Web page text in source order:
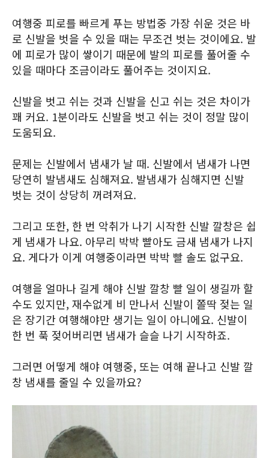
여행중 피로를 빠르게 푸는 방법중 가장 쉬운 것은 바
로 신발을 벗을 수 있을 때는 무조건 벗는 것이에요. 발
에 피로가 많이 쌓이기 때문에 발의 피로를 풀어줄 수
있을 때마다 조금이라도 풀어주는 것이지요.
신발을 벗고 쉬는 것과 신발을 신고 쉬는 것은 차이가
꽤 커요. 1분이라도 신발을 벗고 쉬는 것이 정말 많이
도움되요.
문제는 신발에서 냄새가 날 때. 신발에서 냄새가 나면
당연히 발냄새도 심해져요. 발냄새가 심해지면 신발
벗는 것이 상당히 꺼려져요.
그리고 또한, 한 번 악취가 나기 시작한 신발 깔창은 쉽
게 냄새가 나요. 아무리 박박 빨아도 금새 냄새가 나지
요. 게다가 이게 여행중이라면 박박 빨 솔도 없구요.
여행을 얼마나 길게 해야 신발 깔창 빨 일이 생길까 할
수도 있지만, 재수없게 비 만나서 신발이 쫄딱 젖는 일
은 장기간 여행해야만 생기는 일이 아니에요. 신발이
한 번 푹 젖어버리면 냄새가 슬슬 나기 시작하죠.
그러면 어떻게 해야 여행중, 또는 여해 끝나고 신발 깔
창 냄새를 줄일 수 있을까요?